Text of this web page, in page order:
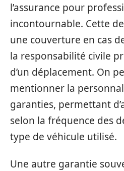
l’assurance pour
incontournable. Cette
une couverture en cas
la responsabilité civile
d’un déplacement. On
mentionner la
garanties, permettant
selon la fréquence des
type de véhicule utilisé.
Une autre garantie